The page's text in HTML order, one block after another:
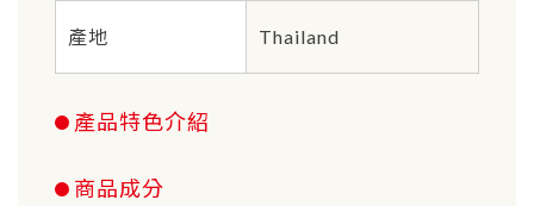
產地 Thailand
產品特色介紹
商品成分